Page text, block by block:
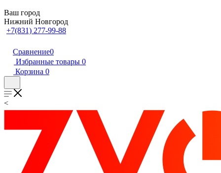
Ваш город
Нижний Новгород
+7(831) 277-99-88
Сравнение0
Избранные товары 0
Корзина 0
<